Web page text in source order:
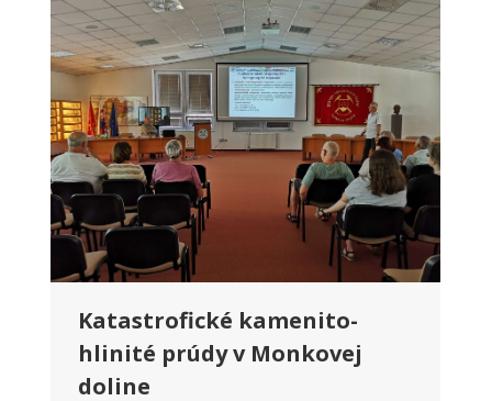
Katastrofické kamenito-
hlinité prúdy v Monkovej
doline